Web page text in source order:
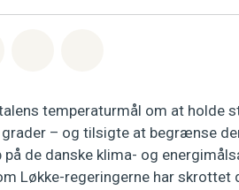
temperaturmål om at holde
– og tilsigte at begrænse
de danske klima- og
Løkke-regeringerne har skrottet